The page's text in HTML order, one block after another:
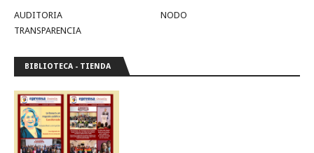
AUDITORIA
NODO
TRANSPARENCIA
BIBLIOTECA - TIENDA